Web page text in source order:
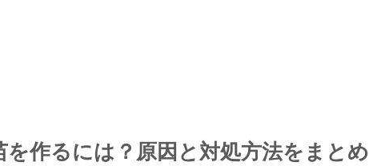
作るには？原因と対処方法をまとめ